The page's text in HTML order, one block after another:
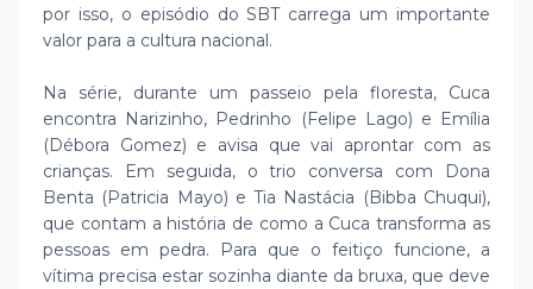
por isso, o episódio do SBT carrega um importante
valor para a cultura nacional.
Na série, durante um passeio pela floresta, Cuca
encontra Narizinho, Pedrinho (Felipe Lago) e Emília
(Débora Gomez) e avisa que vai aprontar com as
crianças. Em seguida, o trio conversa com Dona
Benta (Patricia Mayo) e Tia Nastácia (Bibba Chuqui),
que contam a história de como a Cuca transforma as
pessoas em pedra. Para que o feitiço funcione, a
vítima precisa estar sozinha diante da bruxa, que deve